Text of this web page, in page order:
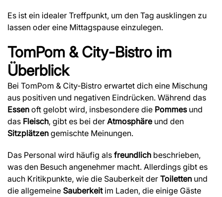
Es ist ein idealer Treffpunkt, um den Tag ausklingen zu
lassen oder eine Mittagspause einzulegen.
TomPom & City-Bistro im
Überblick
Bei TomPom & City-Bistro erwartet dich eine Mischung
aus positiven und negativen Eindrücken. Während das
Essen oft gelobt wird, insbesondere die Pommesund
das Fleisch, gibt es bei der Atmosphäreund den
Sitzplätzen gemischte Meinungen.
Das Personal wird häufig als freundlich beschrieben,
was den Besuch angenehmer macht. Allerdings gibt es
auch Kritikpunkte, wie die Sauberkeit der Toiletten und
die allgemeine Sauberkeitim Laden, die einige Gäste